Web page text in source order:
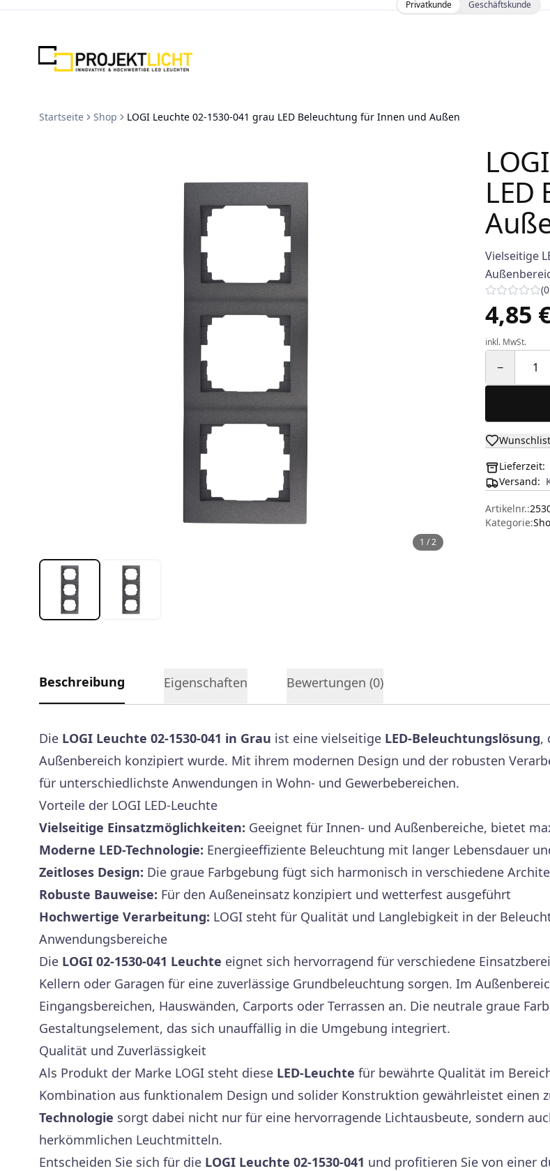
Zum Inhalt springen Privatkunde Geschäftskunde
Startseite Shop LOGI Leuchte 02-1530-041 grau LED Beleuchtung für Innen und Außen
1 /2
Vielseitige
(0
4,85
inkl. MwSt.
− 1
Lieferzeit:
Versand:
Artikelnr.:
Kategorie:
Beschreibung Eigenschaften Bewertungen (0)
Die LOGI Leuchte 02-1530-041 in Grau ist eine vielseitige LED-Beleuchtungslösung,
Außenbereich konzipiert wurde. Mit ihrem modernen Design und der robusten
für unterschiedlichste Anwendungen in Wohn- und Gewerbebereichen.
Vorteile der LOGI LED-Leuchte
Vielseitige Einsatzmöglichkeiten: Geeignet für Innen- und Außenbereiche, bietet
Moderne LED-Technologie: Energieeffiziente Beleuchtung mit langer Lebensdauer
Zeitloses Design: Die graue Farbgebung fügt sich harmonisch in verschiedene
Robuste Bauweise: Für den Außeneinsatz konzipiert und wetterfest ausgeführt
Hochwertige Verarbeitung: LOGI steht für Qualität und Langlebigkeit in der
Anwendungsbereiche
Die LOGI 02-1530-041 Leuchte eignet sich hervorragend für verschiedene
Kellern oder Garagen für eine zuverlässige Grundbeleuchtung sorgen. Im
Eingangsbereichen, Hauswänden, Carports oder Terrassen an. Die neutrale graue
Gestaltungselement, das sich unauffällig in die Umgebung integriert.
Qualität und Zuverlässigkeit
Als Produkt der Marke LOGI steht diese LED-Leuchte für bewährte Qualität im
Kombination aus funktionalem Design und solider Konstruktion gewährleistet einen
Technologie sorgt dabei nicht nur für eine hervorragende Lichtausbeute, sondern
herkömmlichen Leuchtmitteln.
Entscheiden Sie sich für die LOGI Leuchte 02-1530-041 und profitieren Sie von einer